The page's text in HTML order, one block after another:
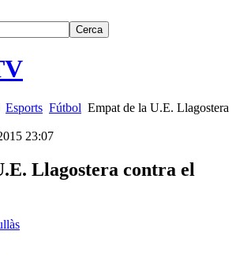
Esports Fútbol Empat de la U.E. Llagostera
23:07
Llagostera contra el